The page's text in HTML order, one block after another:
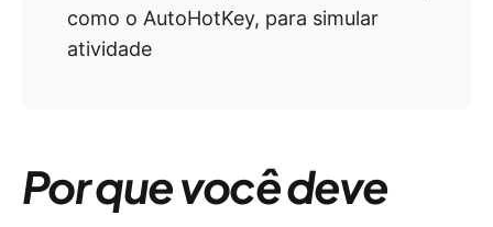
como o AutoHotKey, para simular
atividade
Por que você deve